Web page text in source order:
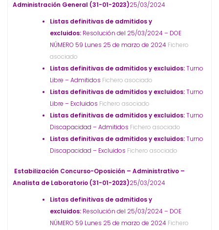
Administración General (31-01-2023)25/03/2024
Listas definitivas de admitidos y
excluidos: Resolución del 25/03/2024 – DOE
NÚMERO 59 Lunes 25 de marzo de 2024 Fichero
asociado
Listas definitivas de admitidos y excluidos:Turno
Libre – Admitidos Fichero asociado
Listas definitivas de admitidos y excluidos:Turno
Libre – Excluidos Fichero asociado
Listas definitivas de admitidos y excluidos:Turno
Discapacidad – Admitidos Fichero asociado
Listas definitivas de admitidos y excluidos:Turno
Discapacidad – Excluidos Fichero asociado
Estabilización Concurso-Oposición – Administrativo –
Analista de Laboratorio (31-01-2023)25/03/2024
Listas definitivas de admitidos y
excluidos: Resolución del 25/03/2024 – DOE
NÚMERO 59 Lunes 25 de marzo de 2024 Fichero